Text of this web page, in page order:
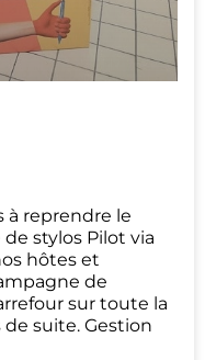
à reprendre le
stylos Pilot via
hôtes et
de
sur toute la
suite. Gestion